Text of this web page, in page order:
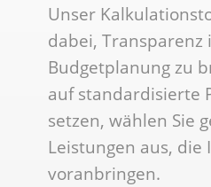
Unser
dabei, Transparenz
Budgetplanung zu
auf standardisierte
setzen, wählen Sie
Leistungen aus,
voranbringen.